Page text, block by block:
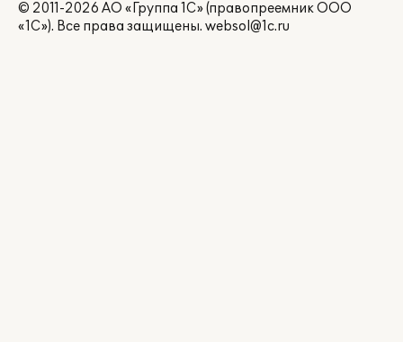
© 2011-2026 АО «Группа 1С» (правопреемник ООО
«1С»). Все права защищены. websol@1c.ru